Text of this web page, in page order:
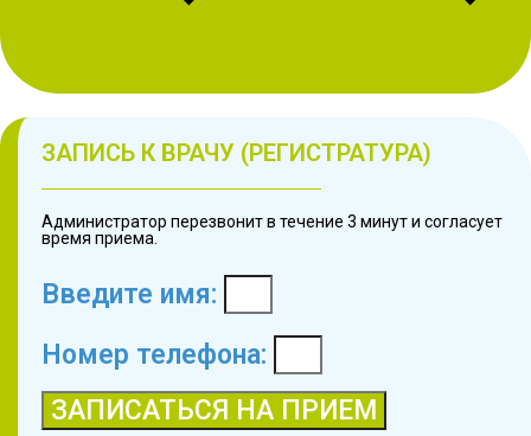
ЗАПИСЬ К ВРАЧУ (РЕГИСТРАТУРА)
Администратор перезвонит в течение 3 минут и согласует
время приема.
Введите имя:
Номер телефона:
ЗАПИСАТЬСЯ НА ПРИЕМ